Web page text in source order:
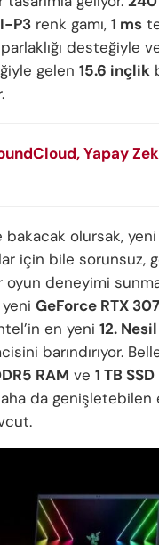
P3 renk gamı, 1 ms
desteğiyle
gelen 15.6 inçlik
Yapay
olursak, yeni
için bile sorunsuz,
oyun deneyimi
yeni GeForce RTX
en yeni 12.
barındırıyor.
RAM ve 1 TB SSD
da genişletebilen